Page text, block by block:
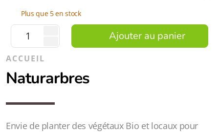
Plus que 5 en stock
Ajouter au panier
ACCUEIL
Naturarbres
Envie de planter des végétaux Bio et locaux pour